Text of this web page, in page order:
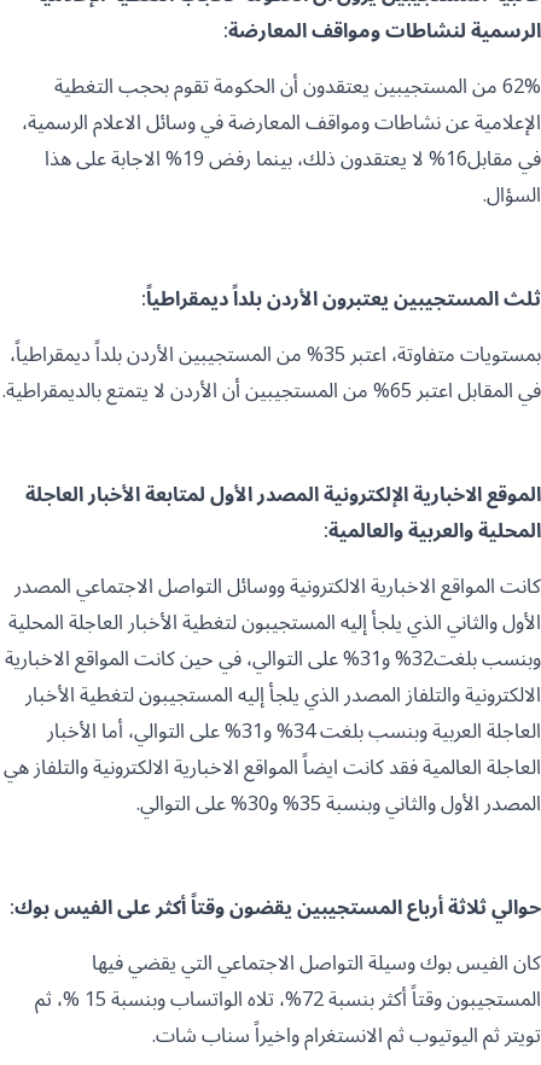
الرسمية لنشاطات ومواقف المعارضة:
62% من المستجيبين يعتقدون أن الحكومة تقوم بحجب التغطية
الإعلامية عن نشاطات ومواقف المعارضة في وسائل الاعلام الرسمية،
في مقابل16% لا يعتقدون ذلك، بينما رفض 19% الاجابة على هذا
السؤال.
ثلث المستجيبين يعتبرون الأردن بلداً ديمقراطياً:
بمستويات متفاوتة، اعتبر 35% من المستجيبين الأردن بلداً ديمقراطياً،
في المقابل اعتبر 65% من المستجيبين أن الأردن لا يتمتع بالديمقراطية.
الموقع الاخبارية الإلكترونية المصدر الأول لمتابعة الأخبار العاجلة
المحلية والعربية والعالمية:
كانت المواقع الاخبارية الالكترونية ووسائل التواصل الاجتماعي المصدر
الأول والثاني الذي يلجأ إليه المستجيبون لتغطية الأخبار العاجلة المحلية
وبنسب بلغت32% و31% على التوالي، في حين كانت المواقع الاخبارية
الالكترونية والتلفاز المصدر الذي يلجأ إليه المستجيبون لتغطية الأخبار
العاجلة العربية وبنسب بلغت 34% و31% على التوالي، أما الأخبار
العاجلة العالمية فقد كانت ايضاً المواقع الاخبارية الالكترونية والتلفاز هي
المصدر الأول والثاني وبنسبة 35% و30% على التوالي.
حوالي ثلاثة أرباع المستجيبين يقضون وقتاً أكثر على الفيس بوك:
كان الفيس بوك وسيلة التواصل الاجتماعي التي يقضي فيها
المستجيبون وقتاً أكثر بنسبة 72%، تلاه الواتساب وبنسبة 15 %، ثم
تويتر ثم اليوتيوب ثم الانستغرام واخيراً سناب شات.